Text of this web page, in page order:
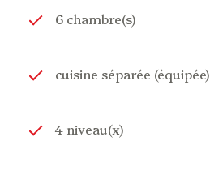
6 chambre(s)
cuisine séparée (équipée)
4 niveau(x)